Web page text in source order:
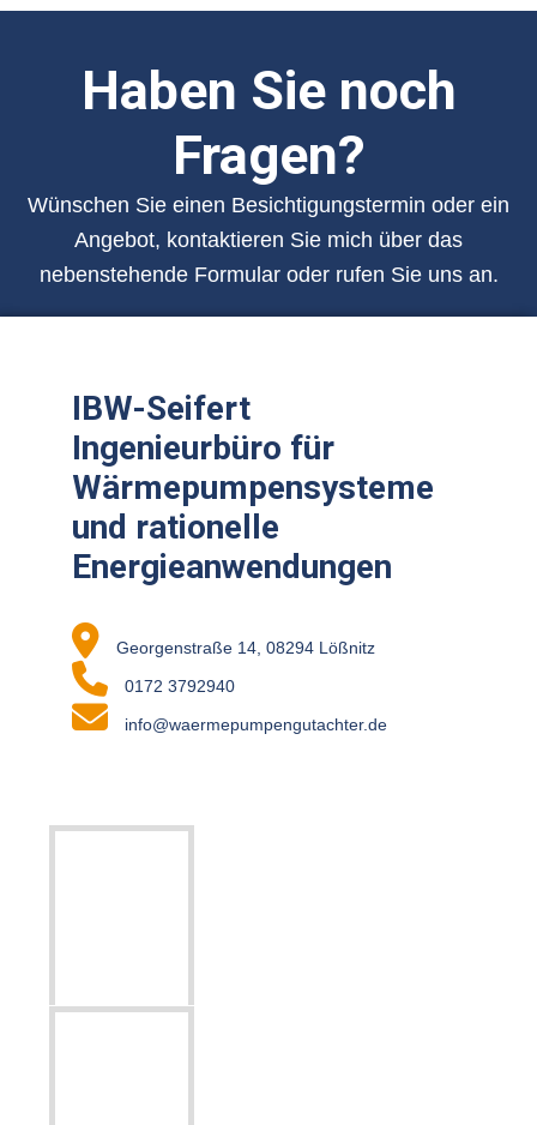
Haben Sie noch
Fragen?
Wünschen Sie einen Besichtigungstermin oder ein
Angebot, kontaktieren Sie mich über das
nebenstehende Formular oder rufen Sie uns an.
IBW-Seifert
Ingenieurbüro für
Wärmepumpensysteme
und rationelle
Energieanwendungen
Georgenstraße 14, 08294 Lößnitz
0172 3792940
info@waermepumpengutachter.de